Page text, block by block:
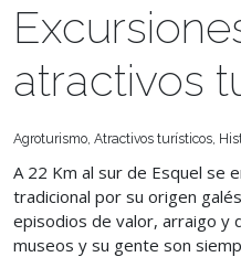
atractivos
Agroturismo, Atractivos turísticos,
A 22 Km al sur de Esquel se
tradicional por su origen
episodios de valor, arraigo y
museos y su gente son